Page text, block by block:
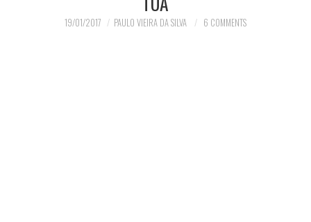
19/01/2017 PAULO VIEIRA DA SILVA 6 COMMENTS